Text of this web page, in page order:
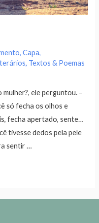
,Capa,
, Textos & Poemas
mulher?, ele perguntou. –
só fecha os olhos e
fecha apertado, sente…
tivesse dedos pela pele
sentir …